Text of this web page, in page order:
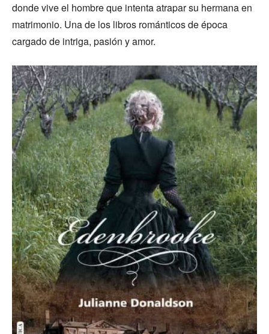
donde vive el hombre que intenta atrapar su hermana en
matrimonio. Una de los libros románticos de época
cargado de intriga, pasión y amor.